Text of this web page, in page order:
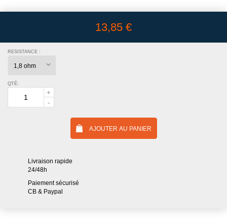
13,85 €
RESISTANCE :
QTÉ:
AJOUTER AU PANIER
Livraison rapide
24/48h
Paiement sécurisé
CB & Paypal